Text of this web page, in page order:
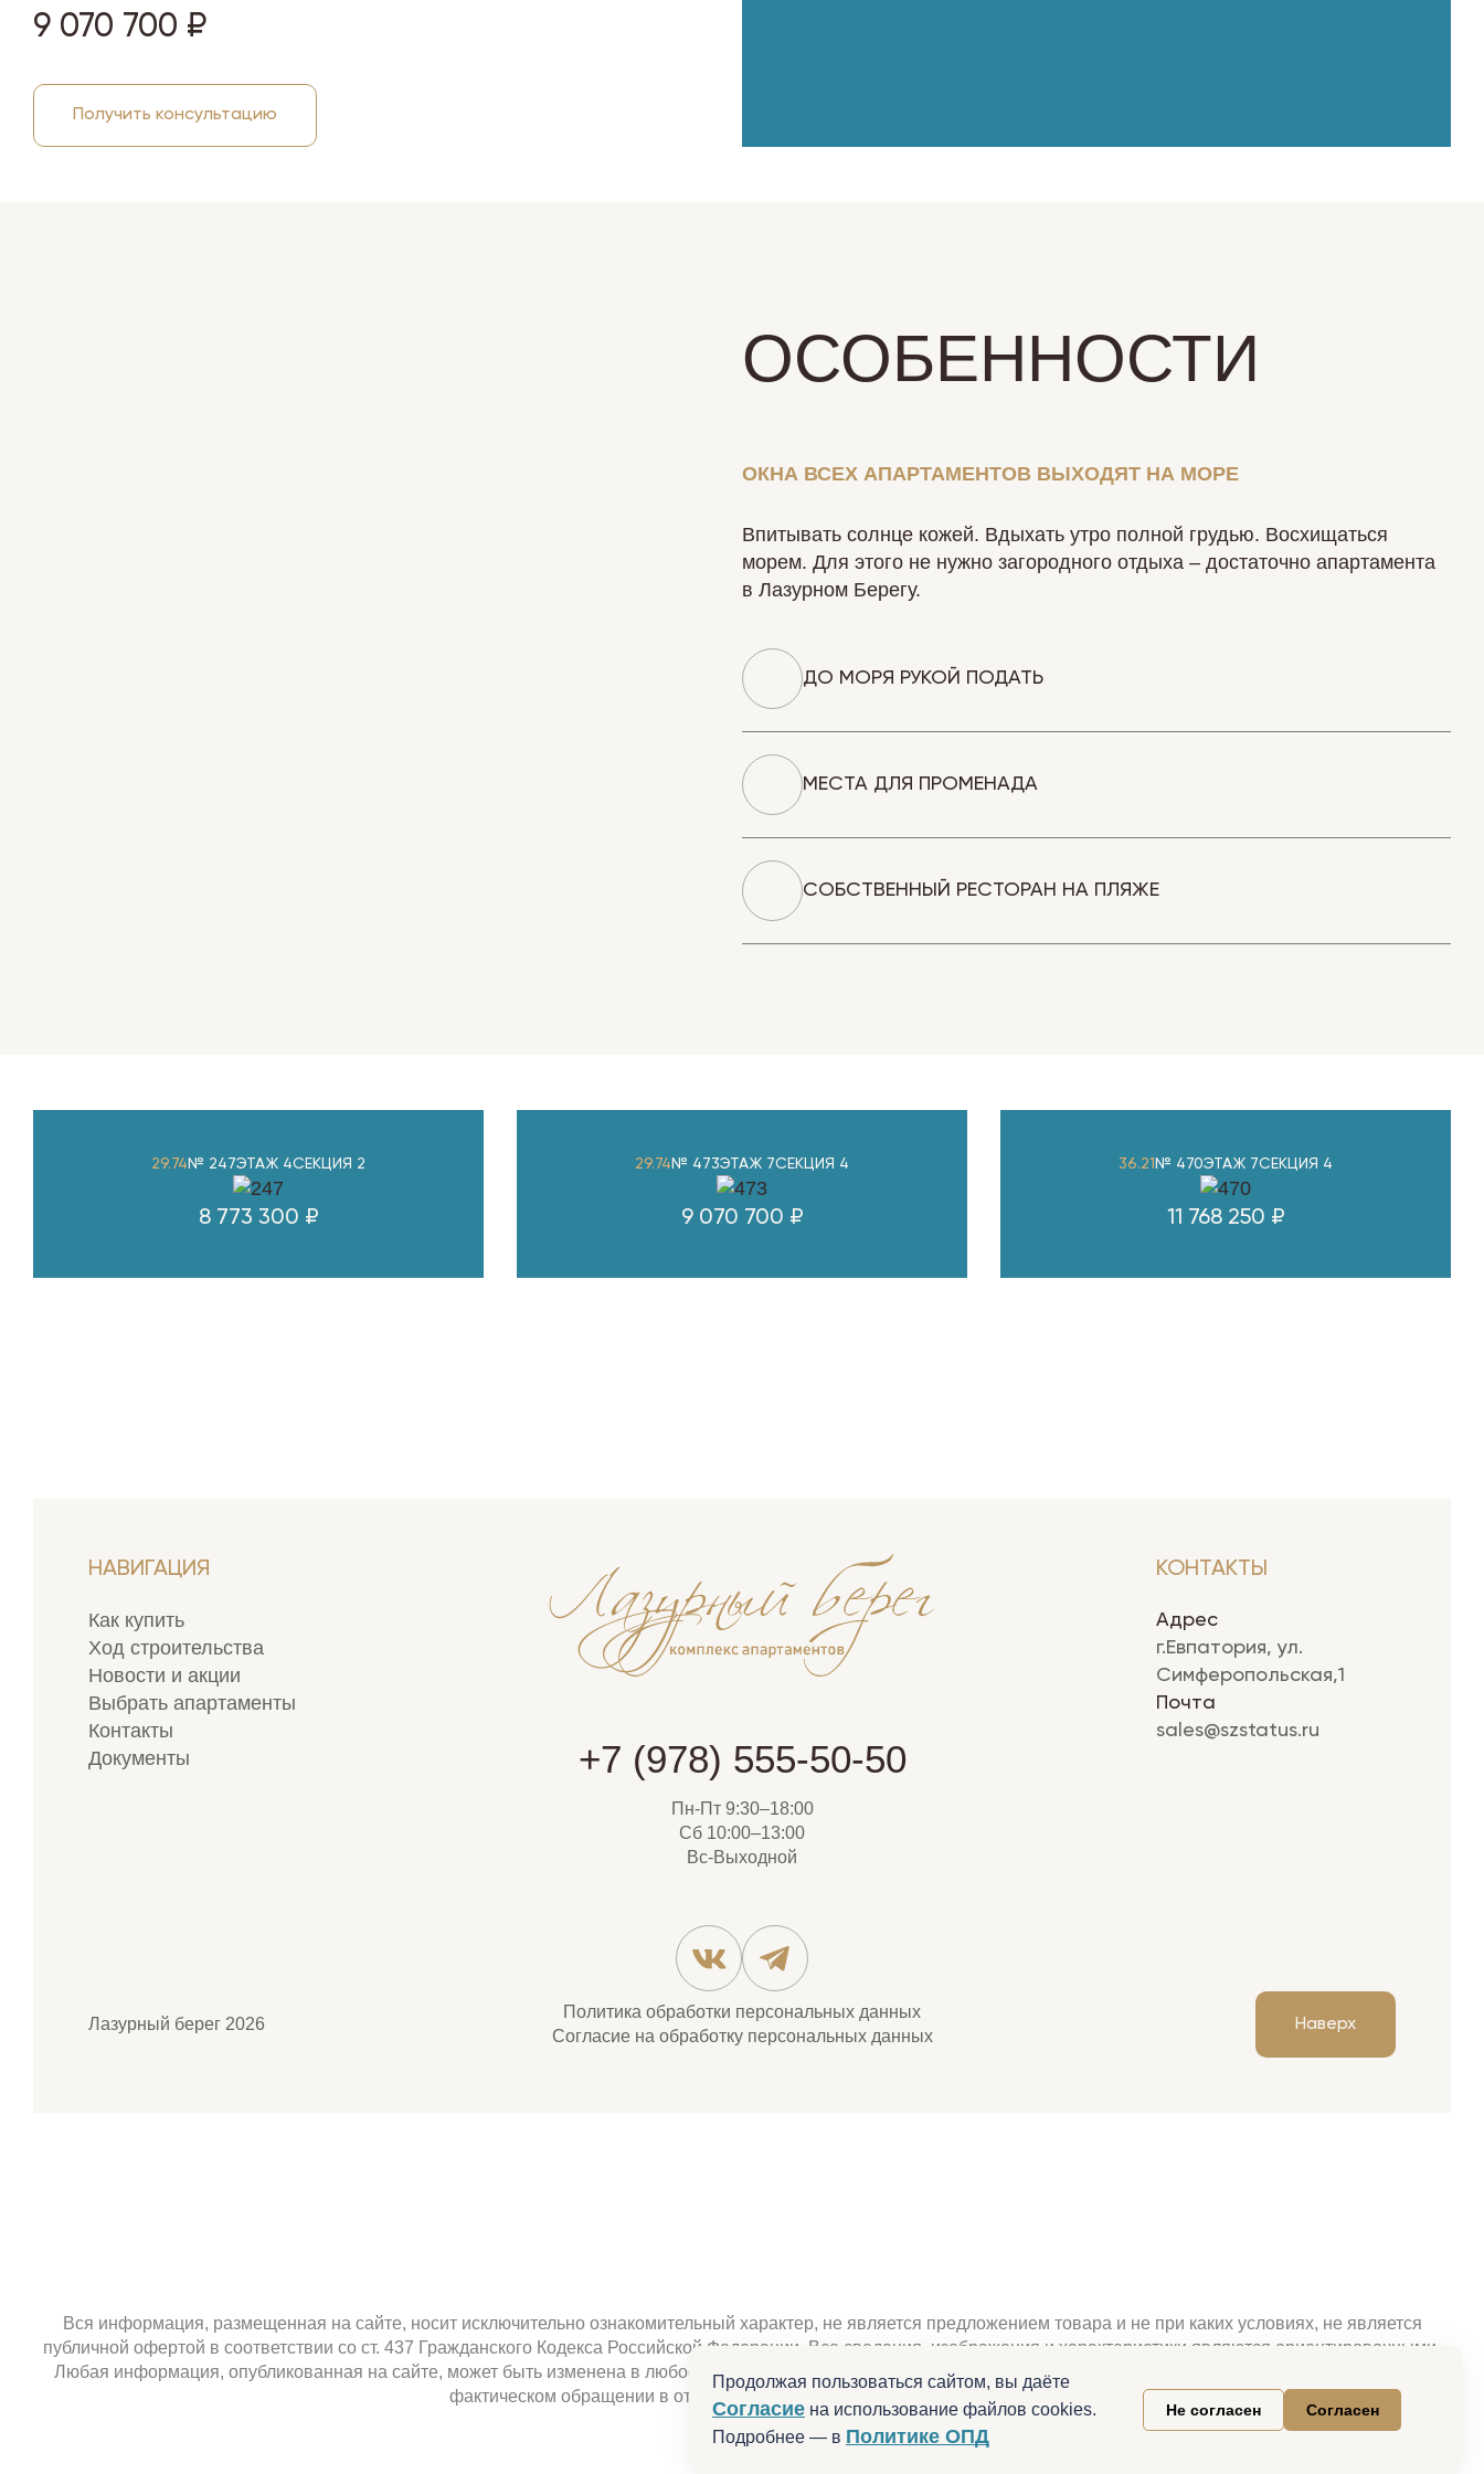
Продолжая пользоваться сайтом, вы даёте
Согласие на использование файлов cookies.
Подробнее — в Политике ОПД
Не согласен Согласен
9 070 700 ₽
Получить консультацию
ОСОБЕННОСТИ
ОКНА ВСЕХ АПАРТАМЕНТОВ ВЫХОДЯТ НА МОРЕ
Впитывать солнце кожей. Вдыхать утро полной грудью. Восхищаться
морем. Для этого не нужно загородного отдыха – достаточно апартамента
в Лазурном Берегу.
ДО МОРЯ РУКОЙ ПОДАТЬ
МЕСТА ДЛЯ ПРОМЕНАДА
СОБСТВЕННЫЙ РЕСТОРАН НА ПЛЯЖЕ
29.74 № 247ЭТАЖ 4СЕКЦИЯ 2
8 773 300 ₽
29.74 № 473ЭТАЖ 7СЕКЦИЯ 4
9 070 700 ₽
36.21 № 470ЭТАЖ 7СЕКЦИЯ 4
11 768 250 ₽
НАВИГАЦИЯ
Как купить
Ход строительства
Новости и акции
Выбрать апартаменты
Контакты
Документы
+7 (978) 555-50-50
Пн-Пт 9:30–18:00
Сб 10:00–13:00
Вс-Выходной
КОНТАКТЫ
Адрес
г.Евпатория, ул.
Симферопольская,1
Почта
sales@szstatus.ru
Лазурный берег 2026
Политика обработки персональных данных
Согласие на обработку персональных данных
Наверх
Вся информация, размещенная на сайте, носит исключительно ознакомительный характер, не является предложением товара и не при каких условиях, не является
публичной офертой в соответствии со ст. 437 Гражданского Кодекса Российской Федерации. Все сведения, изображения и характеристики являются ориентировочными.
Любая информация, опубликованная на сайте, может быть изменена в любое время. Наличие , характеристики, свойства и актуальную цену необходимо уточнять при
фактическом обращении в отдел продаж или по телефону. Не реклама.
Разработано в